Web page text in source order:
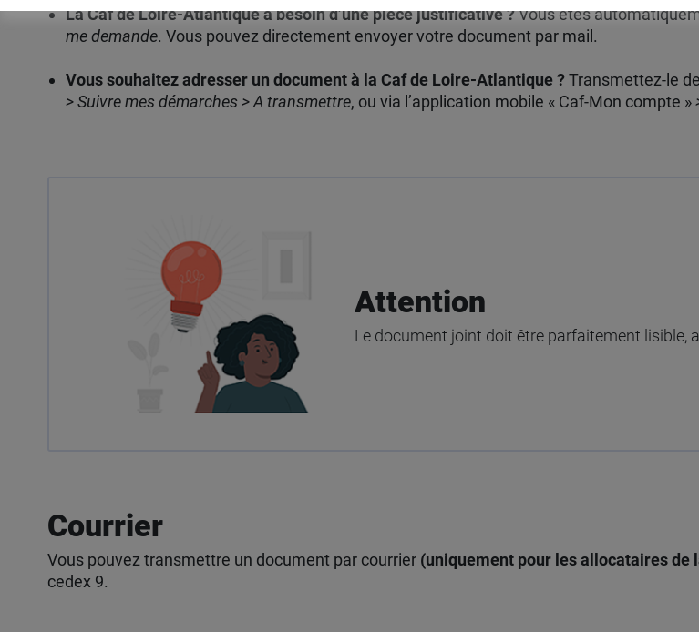
La Caf de Loire-Atlantique a besoin d’une pièce justificative ?Vous êtes
me demande. Vous pouvez directement envoyer votre document par mail.
Vous souhaitez adresser un document à la Caf de Loire-Atlantique ?Transmettez-le
> Suivre mes démarches > A transmettre, ou via l’application mobile « Caf-Mon compte »
Attention
Le document joint doit être parfaitement lisible,
Courrier
Vous pouvez transmettre un document par courrier (uniquement pour les allocataires de
cedex 9.